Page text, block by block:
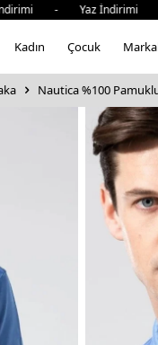
- Yaz
Kadın Çocuk
Nautica %100